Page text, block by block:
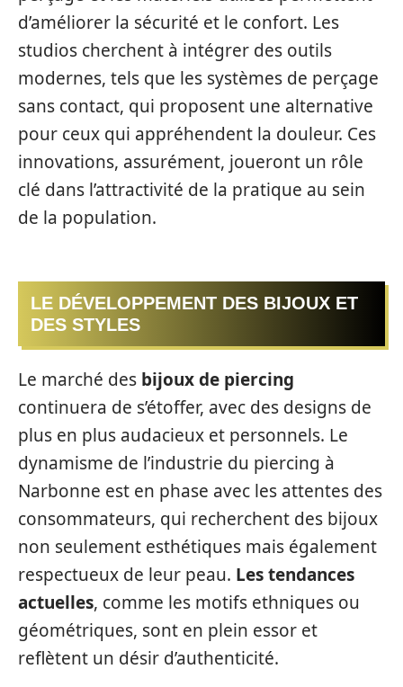
d’améliorer la sécurité et le confort. Les
studios cherchent à intégrer des outils
modernes, tels que les systèmes de perçage
sans contact, qui proposent une alternative
pour ceux qui appréhendent la douleur. Ces
innovations, assurément, joueront un rôle
clé dans l’attractivité de la pratique au sein
de la population.
LE DÉVELOPPEMENT DES BIJOUX ET
DES STYLES
Le marché des bijoux de piercing
continuera de s’étoffer, avec des designs de
plus en plus audacieux et personnels. Le
dynamisme de l’industrie du piercing à
Narbonne est en phase avec les attentes des
consommateurs, qui recherchent des bijoux
non seulement esthétiques mais également
respectueux de leur peau. Les tendances
actuelles, comme les motifs ethniques ou
géométriques, sont en plein essor et
reflètent un désir d’authenticité.